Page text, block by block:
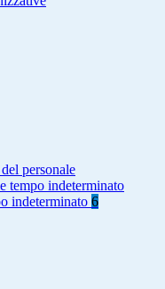
personale
tempo indeterminato
indeterminato 6